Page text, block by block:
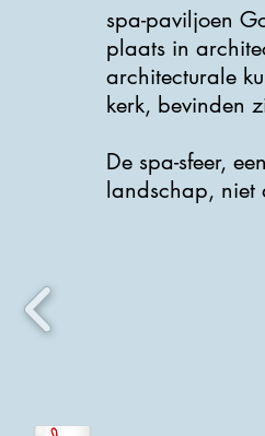
spa-paviljoen
plaats in
architecturale
kerk, bevinden
De spa-sfeer,
landschap, niet